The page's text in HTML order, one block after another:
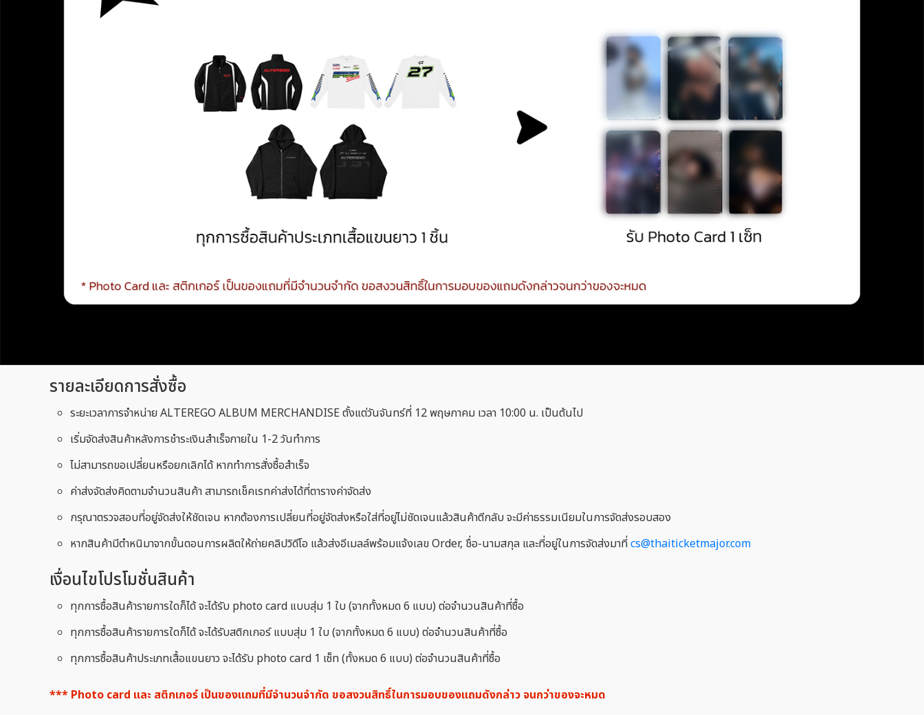
รายละเอียดการสั่งซื้อ
ระยะเวลาการจำหน่าย ALTEREGO ALBUM MERCHANDISE ตั้งแต่วันจันทร์ที่ 12 พฤษภาคม เวลา 10:00 น. เป็นต้นไป
เริ่มจัดส่งสินค้าหลังการชำระเงินสำเร็จภายใน 1-2 วันทำการ
ไม่สามารถขอเปลี่ยนหรือยกเลิกได้ หากทำการสั่งซื้อสำเร็จ
ค่าส่งจัดส่งคิดตามจำนวนสินค้า สามารถเช็คเรทค่าส่งได้ที่ตารางค่าจัดส่ง
กรุณาตรวจสอบที่อยู่จัดส่งให้ชัดเจน หากต้องการเปลี่ยนที่อยู่จัดส่งหรือใส่ที่อยู่ไม่ชัดเจนแล้วสินค้าตีกลับ จะมีค่าธรรมเนียมในการจัดส่งรอบสอง
หากสินค้ามีตำหนิมาจากขั้นตอนการผลิตให้ถ่ายคลิปวิดีโอ แล้วส่งอีเมลล์พร้อมแจ้งเลข Order, ชื่อ-นามสกุล และที่อยู่ในการจัดส่งมาที่cs@thaiticketmajor.com
เงื่อนไขโปรโมชั่นสินค้า
ทุกการซื้อสินค้ารายการใดก็ได้ จะได้รับ photo card แบบสุ่ม 1 ใบ (จากทั้งหมด 6 แบบ) ต่อจำนวนสินค้าที่ซื้อ
ทุกการซื้อสินค้ารายการใดก็ได้ จะได้รับสติกเกอร์ แบบสุ่ม 1 ใบ (จากทั้งหมด 6 แบบ) ต่อจำนวนสินค้าที่ซื้อ
ทุกการซื้อสินค้าประเภทเสื้อแขนยาว จะได้รับ photo card 1 เซ็ท (ทั้งหมด 6 แบบ) ต่อจำนวนสินค้าที่ซื้อ
*** Photo card และ สติกเกอร์ เป็นของแถมที่มีจำนวนจำกัด ขอสงวนสิทธิ์ในการมอบของแถมดังกล่าว จนกว่าของจะหมด